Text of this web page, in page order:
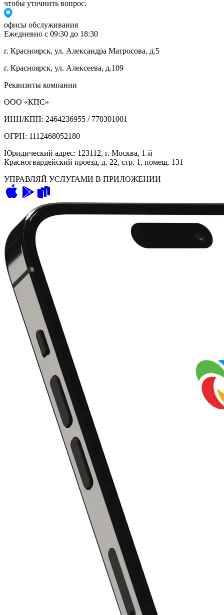
чтобы уточнить вопрос.
офисы обслуживания
Ежедневно с 09:30 до 18:30
г. Красноярск, ул. Александра Матросова, д.5
г. Красноярск, ул. Алексеева, д.109
Реквизиты компании
ООО «КПС»
ИНН/КПП: 2464236955 / 770301001
ОГРН: 1112468052180
Юридический адрес: 123112, г. Москва, 1-й
Красногвардейский проезд, д. 22, стр. 1, помещ. 131
УПРАВЛЯЙ УСЛУГАМИ В ПРИЛОЖЕНИИ